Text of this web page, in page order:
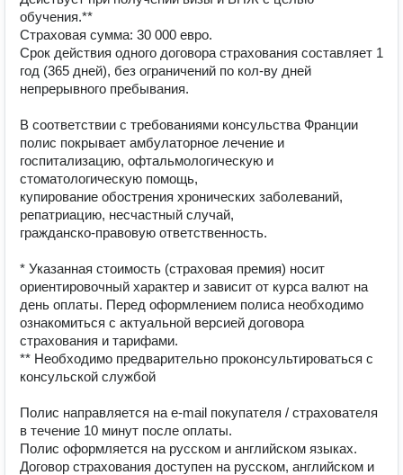
обучения.**
Страховая сумма: 30 000 евро.
Срок действия одного договора страхования составляет 1
год (365 дней), без ограничений по кол-ву дней
непрерывного пребывания.
В соответствии с требованиями консульства Франции
полис покрывает амбулаторное лечение и
госпитализацию, офтальмологическую и
стоматологическую помощь,
купирование обострения хронических заболеваний,
репатриацию, несчастный случай,
гражданско-правовую ответственность.
* Указанная стоимость (страховая премия) носит
ориентировочный характер и зависит от курса валют на
день оплаты. Перед оформлением полиса необходимо
ознакомиться с актуальной версией договора
страхования и тарифами.
** Необходимо предварительно проконсультироваться с
консульской службой
Полис направляется на e-mail покупателя / страхователя
в течение 10 минут после оплаты.
Полис оформляется на русском и английском языках.
Договор страхования доступен на русском, английском и